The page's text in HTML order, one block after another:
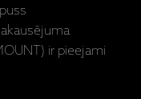
ir pieejami